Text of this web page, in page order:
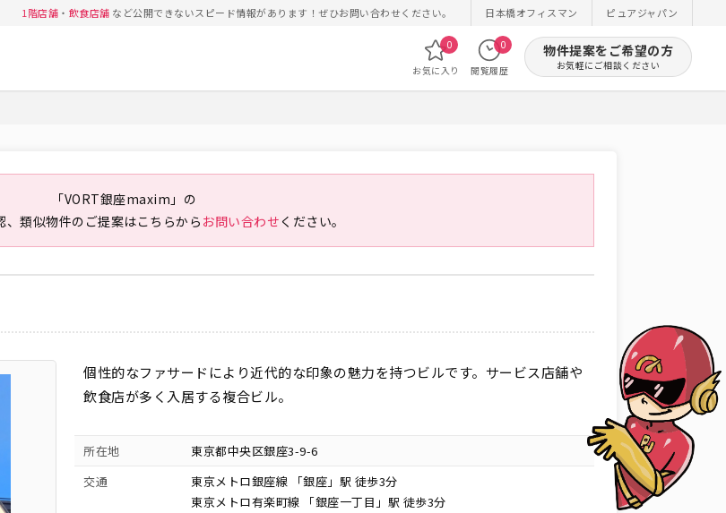
1階店舗 ・ 飲食店舗 など公開できないスピード情報があります！ぜひお問い合わせください。 日本橋オフィスマン ピュアジャパン
お気に入り
0
閲覧履歴
0 物件提案をご希望の方
お気軽にご相談ください
「VORT銀座maxim」の
、類似物件のご提案はこちらから お問い合わせ ください。
個性的なファサードにより近代的な印象の魅力を持つビルです。サービス店舗や
飲食店が多く入居する複合ビル。
所在地
東京都中央区銀座3-9-6
交通
東京メトロ銀座線 「銀座」駅 徒歩3分
東京メトロ有楽町線 「銀座一丁目」駅 徒歩3分